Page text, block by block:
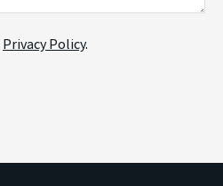
Privacy Policy.